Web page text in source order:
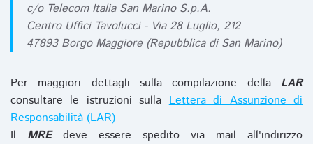
c/o Telecom Italia San Marino S.p.A.
Centro Uffici Tavolucci - Via 28 Luglio, 212
47893 Borgo Maggiore (Repubblica di San Marino)
Per maggiori dettagli sulla compilazione della LAR
consultare le istruzioni sullaLettera di Assunzione di
Responsabilità (LAR)
Il MREdeve essere spedito via mail all'indirizzo